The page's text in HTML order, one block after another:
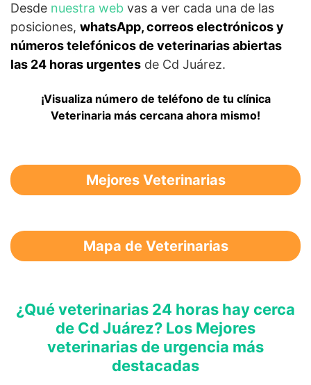
Desde nuestra web vas a ver cada una de las
posiciones, whatsApp, correos electrónicos y
números telefónicos de veterinarias abiertas
las 24 horas urgentes de Cd Juárez.
¡Visualiza número de teléfono de tu clínica
Veterinaria más cercana ahora mismo!
Mejores Veterinarias
Mapa de Veterinarias
¿Qué veterinarias 24 horas hay cerca
de Cd Juárez? Los Mejores
veterinarias de urgencia más
destacadas